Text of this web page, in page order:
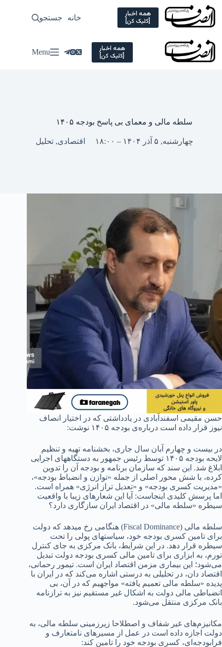
Skip
content
همه اخبار
[کلیک کن] خانه سیاسی
جستجو
همه اخبار
[کلیک کن] Menu
سلطه مالی و معمای بی پاسخ بودجه ۱۴۰۵
چهارشنبه, ۵ آذر ۱۴۰۴ – ۱۸:۰۰ اقتصادی,تحلیل
حسن مقیمی اسفندآبادی در یادداشتی که در اختیار انصاف
نیوز قرار داده است درباره‌ی بودجه ۱۴۰۵ نوشت:
در بیست و چهارم آبان سال جاری، بخشنامه تهیه و تنظیم
لایحه بودجه ۱۴۰۵ توسط رئیس جمهور به دستگاههای اجرایی
ابلاغ شد. این سند که سازمان برنامه و بودجه آن را تدوین
کرده، با شش محور اصلی از جمله «توازن و انضباط بودجه»،
«مدیریت کسری بودجه» و «تعدیل تراز انرژی» همراه است.
اما پرسش کلیدی اینجاست: آیا این شعارهای زیبا با واقعیت
سیطره «سلطه مالی» در اقتصاد ایران سازگاری دارد؟
سلطه مالی (Fiscal Dominance) هنگامی رخ میدهد که دولت
برای تامین کسری بودجه خود، سیاستهای پولی را تحت
سیطره قرار دهد. در این شرایط، بانک مرکزی به جای کنترل
تورم، به ابزاری برای تامین مالی کسری بودجه دولت تبدیل
می‌شود؛ این بیماری مزمن اقتصاد ایران است. تیمور رحمانی،
اقتصاد دان، در تحلیلی به درستی اشاره می‌کند که در ایران با
پدیده «سلطه مالی تعمیم یافته» مواجهیم که در آن، بی
انضباطی مالی دولت به اشکال غیر مستقیم نیز به ترازنامه
بانک مرکزی منتقل می‌شود.
مکانیزم‌های غیر شفاف و اصطلاحا زیرزمینی سلطه مالی، به
دولت اجازه داده است در عمل از مسیرهای نامتعارف و
فرابودجه‌ای، کسری بودجه خود را تامین کند: